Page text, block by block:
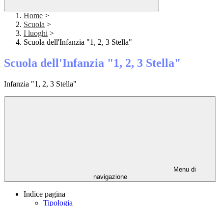
Home >
Scuola >
I luoghi >
Scuola dell'Infanzia "1, 2, 3 Stella"
Scuola dell'Infanzia "1, 2, 3 Stella"
Infanzia "1, 2, 3 Stella"
Menu di
navigazione
Indice pagina
Tipologia